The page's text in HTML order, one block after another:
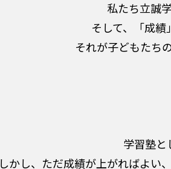
私たち立誠
そして、「成績
それが子どもたち
学習塾と
しかし、ただ成績が上がればよい